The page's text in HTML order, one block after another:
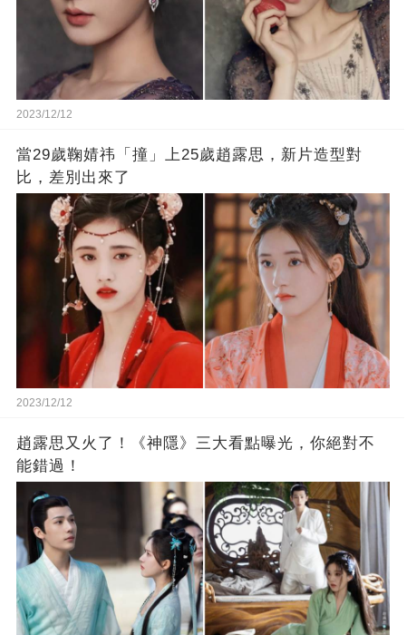
2023/12/12
當29歲鞠婧祎「撞」上25歲趙露思，新片造型對
比，差別出來了
2023/12/12
趙露思又火了！《神隱》三大看點曝光，你絕對不
能錯過！